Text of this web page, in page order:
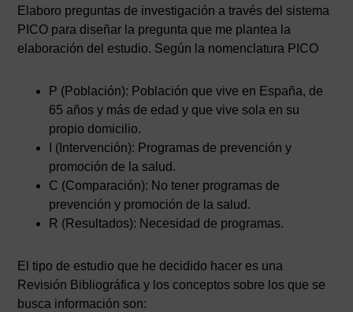
Elaboro preguntas de investigación a través del sistema
PICO para diseñar la pregunta que me plantea la
elaboración del estudio. Según la nomenclatura PICO
P (Población): Población que vive en España, de
65 años y más de edad y que vive sola en su
propio domicilio.
I (Intervención): Programas de prevención y
promoción de la salud.
C (Comparación): No tener programas de
prevención y promoción de la salud.
R (Resultados): Necesidad de programas.
El tipo de estudio que he decidido hacer es una
Revisión Bibliográfica y los conceptos sobre los que se
busca información son: